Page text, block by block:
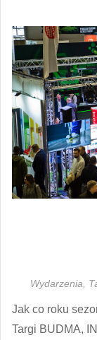
Wydarzenia,
Jak co roku
Targi BUDMA,